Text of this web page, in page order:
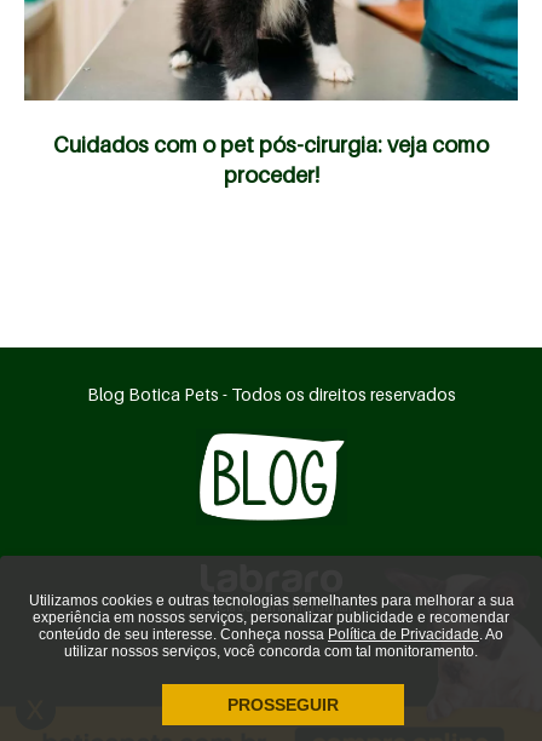
Cuidados com o pet pós-cirurgia: veja como
proceder!
Blog Botica Pets - Todos os direitos reservados
agência de marketing digital
Utilizamos cookies e outras tecnologias semelhantes para melhorar a sua
experiência em nossos serviços, personalizar publicidade e recomendar
conteúdo de seu interesse. Conheça nossa Política de Privacidade. Ao
utilizar nossos serviços, você concorda com tal monitoramento.
PROSSEGUIR